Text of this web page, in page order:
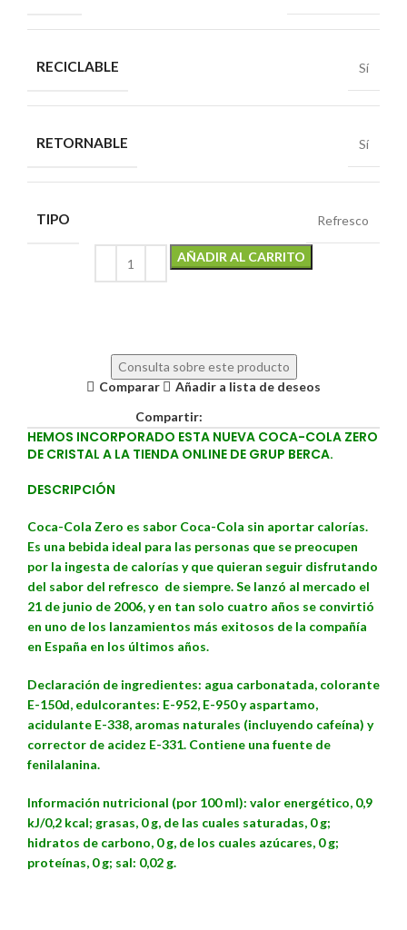
RECICLABLE Sí
RETORNABLE Sí
TIPO Refresco
AÑADIR AL CARRITO
Alternative:
Consulta sobre este producto
Comparar
Añadir a lista de deseos
Compartir:
HEMOS INCORPORADO ESTA NUEVA COCA-COLA ZERO
DE CRISTAL A LA TIENDA ONLINE DE GRUP BERCA.
DESCRIPCIÓN
Coca-Cola Zero es sabor Coca-Cola sin aportar calorías.
Es una bebida ideal para las personas que se preocupen
por la ingesta de calorías y que quieran seguir disfrutando
del sabor del refresco de siempre. Se lanzó al mercado el
21 de junio de 2006, y en tan solo cuatro años se convirtió
en uno de los lanzamientos más exitosos de la compañía
en España en los últimos años.
Declaración de ingredientes: agua carbonatada, colorante
E-150d, edulcorantes: E-952, E-950 y aspartamo,
acidulante E-338, aromas naturales (incluyendo cafeína) y
corrector de acidez E-331. Contiene una fuente de
fenilalanina.
Información nutricional (por 100 ml): valor energético, 0,9
kJ/0,2 kcal; grasas, 0 g, de las cuales saturadas, 0 g;
hidratos de carbono, 0 g, de los cuales azúcares, 0 g;
proteínas, 0 g; sal: 0,02 g.